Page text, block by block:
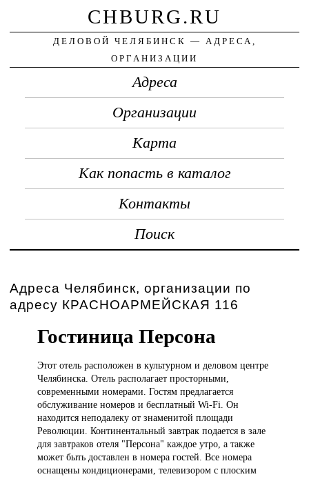
CHBURG.RU
ДЕЛОВОЙ ЧЕЛЯБИНСК — АДРЕСА,
ОРГАНИЗАЦИИ
Адреса
Организации
Карта
Как попасть в каталог
Контакты
Поиск
Адреса Челябинск, организации по
адресу КРАСНОАРМЕЙСКАЯ 116
Гостиница Персона
Этот отельрасположен в культурном и деловом центре
Челябинска. Отель располагает просторными,
современными номерами. Гостям предлагается
обслуживание номеров и бесплатный Wi-Fi. Он
находится неподалеку от знаменитой площади
Революции. Континентальный завтрак подается в зале
для завтраков отеля "Персона" каждое утро, а также
может быть доставлен в номера гостей. Все номера
оснащены кондиционерами, телевизором с плоским